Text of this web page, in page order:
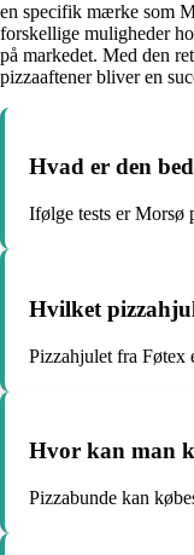
en specifik mærke som
forskellige muligheder
på markedet. Med den
pizzaaftener bliver en
Hvad er den
Ifølge tests er Morsø
Hvilket
Pizzahjulet fra Føtex
Hvor kan man
Pizzabunde kan